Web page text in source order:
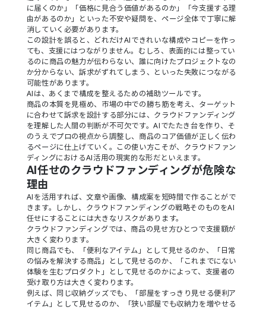
に届くのか」「価格に見合う価値があるのか」「今支援する理
由があるのか」といった不安や疑問を、ページ全体で丁寧に解
消していく必要があります。
この設計を誤ると、どれだけAIできれいな構成やコピーを作っ
ても、支援にはつながりません。むしろ、表面的には整ってい
るのに商品の魅力が伝わらない、誰に向けたプロジェクトなの
か分からない、訴求がずれてしまう、といった失敗につながる
可能性があります。
AIは、あくまで構成を整えるための補助ツールです。
商品の本質を見極め、市場の中での勝ち筋を考え、ターゲット
に合わせて訴求を設計する部分には、クラウドファンディング
を理解した人間の判断が不可欠です。AIでたたき台を作り、そ
のうえでプロの視点から調整し、商品のコア価値が正しく伝わ
るページに仕上げていく。この使い方こそが、クラウドファン
ディングにおけるAI活用の現実的な形だといえます。
AI任せのクラウドファンディングが危険な
理由
AIを活用すれば、文章や画像、構成案を短時間で作ることがで
きます。しかし、クラウドファンディングの戦略そのものをAI
任せにすることには大きなリスクがあります。
クラウドファンディングでは、商品の見せ方ひとつで支援額が
大きく変わります。
同じ商品でも、「便利なアイテム」として見せるのか、「日常
の悩みを解決する商品」として見せるのか、「これまでにない
体験を生むプロダクト」として見せるのかによって、支援者の
受け取り方は大きく変わります。
例えば、同じ収納グッズでも、「部屋をすっきり見せる便利ア
イテム」として見せるのか、「狭い部屋でも収納力を増やせる